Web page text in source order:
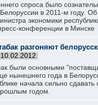
спроса было
в 2011-м году.
экономики
конференции в Минске
разгоняют
10.02.2012
были основными
нынешнего года в
начала сильно сдавать
годом.